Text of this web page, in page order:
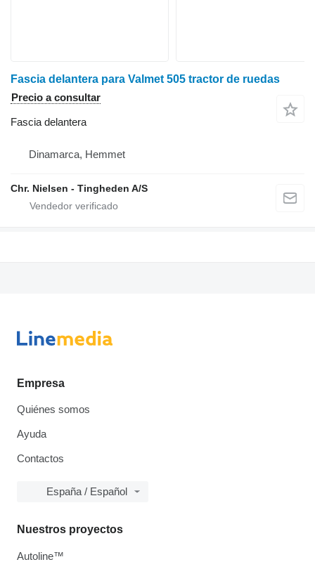
Fascia delantera para Valmet 505 tractor de ruedas
Precio a consultar
Fascia delantera
Dinamarca, Hemmet
Chr. Nielsen - Tingheden A/S
Empresa
Quiénes somos
Ayuda
Contactos
España / Español
Nuestros proyectos
Autoline™